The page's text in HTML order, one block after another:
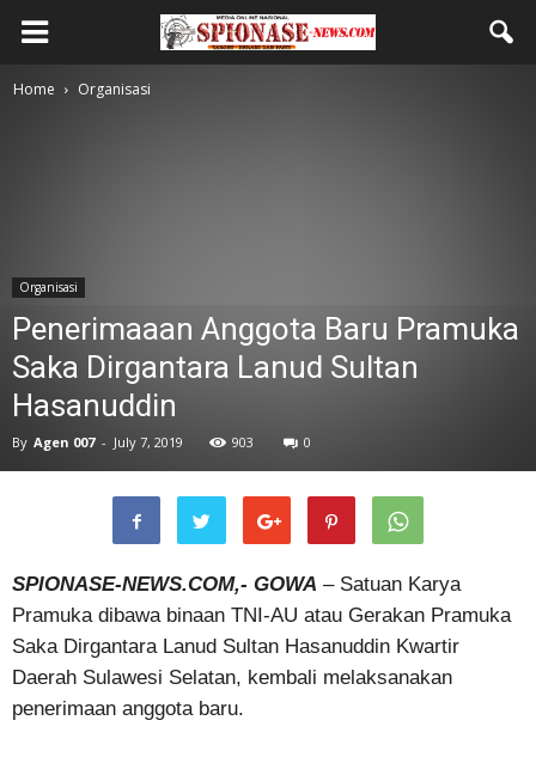
Home Organisasi
Organisasi
Penerimaaan Anggota Baru Pramuka
Saka Dirgantara Lanud Sultan
Hasanuddin
By Agen 007 - July 7, 2019 903 0
SPIONASE-NEWS.COM,- GOWA – Satuan Karya
Pramuka dibawa binaan TNI-AU atau Gerakan Pramuka
Saka Dirgantara Lanud Sultan Hasanuddin Kwartir
Daerah Sulawesi Selatan, kembali melaksanakan
penerimaan anggota baru.